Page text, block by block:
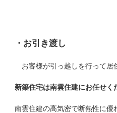
・お引き渡し
お客様が引っ越しを行って居
新築住宅は南雲住建にお任せく
南雲住建の高気密で断熱性に優